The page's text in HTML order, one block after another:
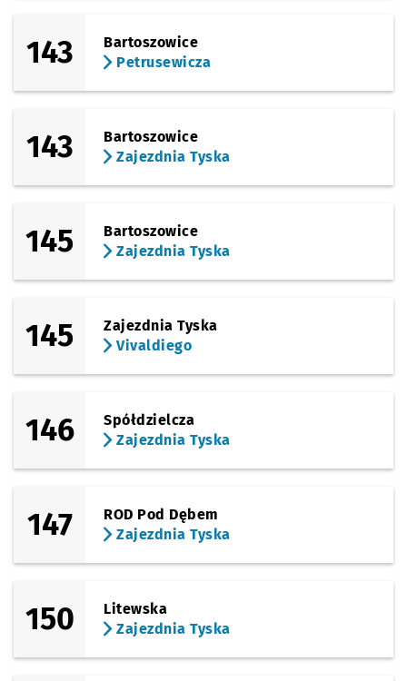
143
Bartoszowice
Petrusewicza
143
Bartoszowice
Zajezdnia Tyska
145
Bartoszowice
Zajezdnia Tyska
145
Zajezdnia Tyska
Vivaldiego
146
Spółdzielcza
Zajezdnia Tyska
147
ROD Pod Dębem
Zajezdnia Tyska
150
Litewska
Zajezdnia Tyska